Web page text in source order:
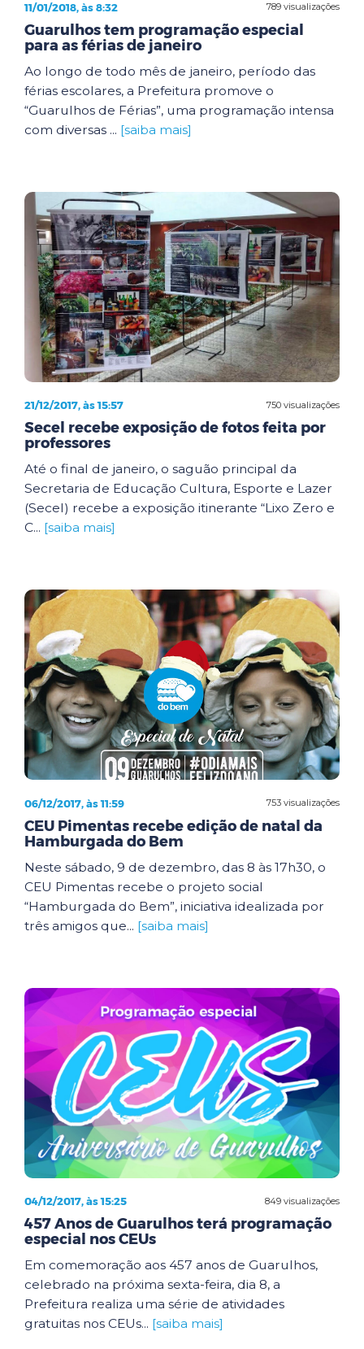
789 visualizações
11/01/2018, às 8:32
Guarulhos tem programação especial
para as férias de janeiro
Ao longo de todo mês de janeiro, período das
férias escolares, a Prefeitura promove o
“Guarulhos de Férias”, uma programação intensa
com diversas ... [saiba mais]
750 visualizações
21/12/2017, às 15:57
Secel recebe exposição de fotos feita por
professores
Até o final de janeiro, o saguão principal da
Secretaria de Educação Cultura, Esporte e Lazer
(Secel) recebe a exposição itinerante “Lixo Zero e
C... [saiba mais]
753 visualizações
06/12/2017, às 11:59
CEU Pimentas recebe edição de natal da
Hamburgada do Bem
Neste sábado, 9 de dezembro, das 8 às 17h30, o
CEU Pimentas recebe o projeto social
“Hamburgada do Bem”, iniciativa idealizada por
três amigos que... [saiba mais]
849 visualizações
04/12/2017, às 15:25
457 Anos de Guarulhos terá programação
especial nos CEUs
Em comemoração aos 457 anos de Guarulhos,
celebrado na próxima sexta-feira, dia 8, a
Prefeitura realiza uma série de atividades
gratuitas nos CEUs... [saiba mais]